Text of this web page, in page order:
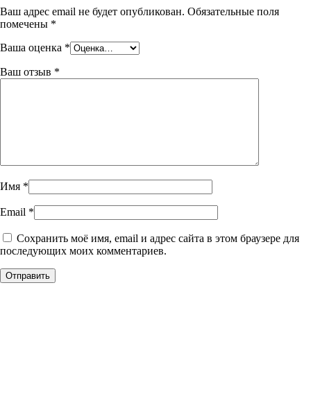
Ваш адрес email не будет опубликован. Обязательные поля
помечены *
Ваша оценка *
Ваш отзыв *
Имя *
Email *
Сохранить моё имя, email и адрес сайта в этом браузере для
последующих моих комментариев.